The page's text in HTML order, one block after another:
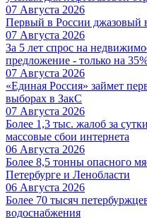
07 Августа 2026
Первый в России джазовый
07 Августа 2026
За 5 лет спрос на
предложение - только на
07 Августа 2026
«Единая Россия» займет
выборах в ЗакС
07 Августа 2026
Более 1,3 тыс. жалоб за
массовые сбои интернета
06 Августа 2026
Более 8,5 тонны опасного
Петербурге и Ленобласти
06 Августа 2026
Более 70 тысяч
водоснабжения